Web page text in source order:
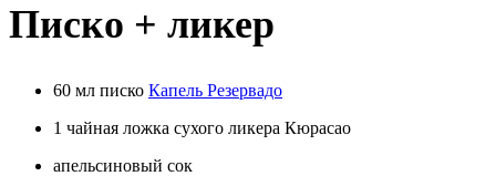
Писко + ликер
60 мл писко Капель Резервадо
1 чайная ложка сухого ликера Кюрасао
апельсиновый сок